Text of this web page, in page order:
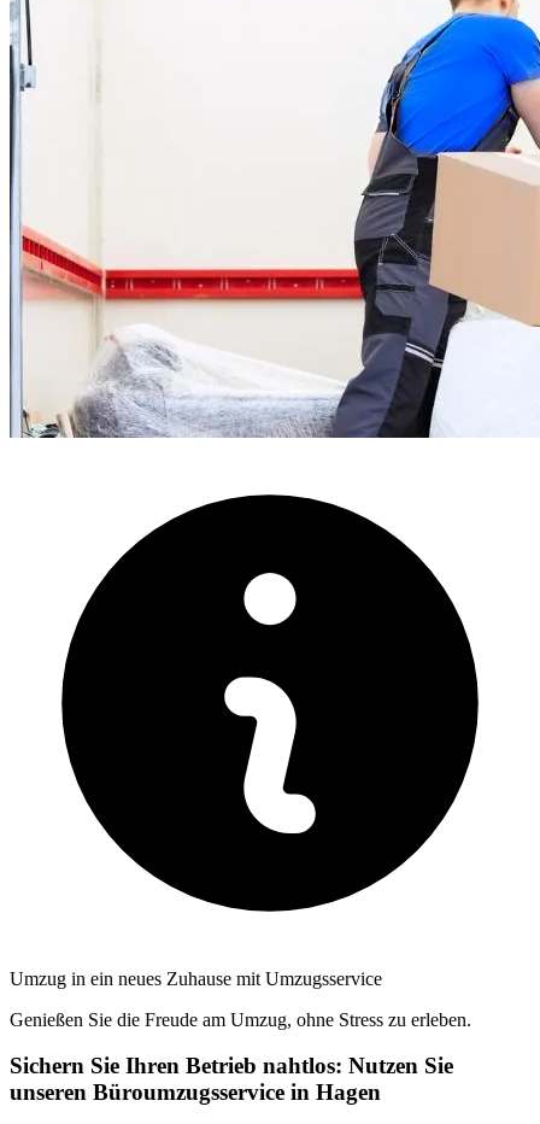
Umzug in ein neues Zuhause mit Umzugsservice
Genießen Sie die Freude am Umzug, ohne Stress zu erleben.
Sichern Sie Ihren Betrieb nahtlos: Nutzen Sie
unseren Büroumzugsservice in Hagen